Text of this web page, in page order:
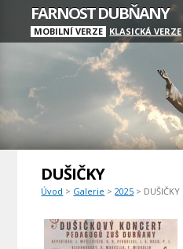
FARNOST DUBŇANY
MOBILNÍ VERZE KLASICKÁ VERZE
DUŠIČKY
Úvod > Galerie >2025 > DUŠIČKY